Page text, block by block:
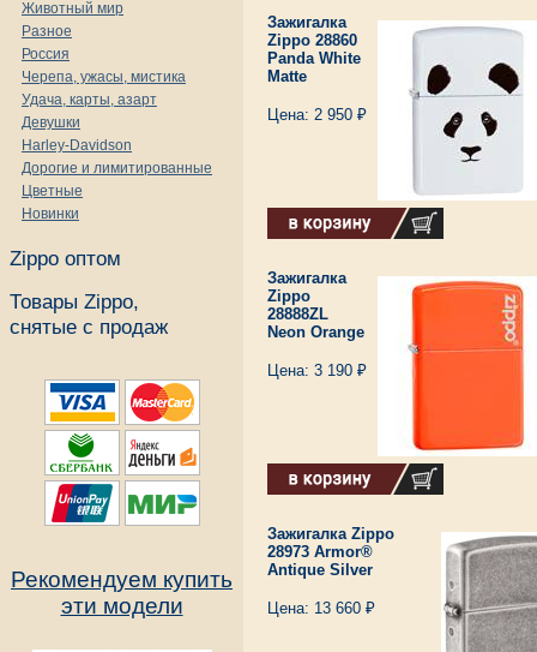
Животный мир
Разное
Россия
Черепа, ужасы, мистика
Удача, карты, азарт
Девушки
Harley-Davidson
Дорогие и лимитированные
Цветные
Новинки
Zippo оптом
Товары Zippo,
снятые с продаж
Рекомендуем купить
эти модели
Зажигалка
Zippo 28860
Panda White
Matte
Цена: 2 950 ₽
Зажигалка
Zippo
28888ZL
Neon Orange
Цена: 3 190 ₽
Зажигалка Zippo
28973 Armor®
Antique Silver
Цена: 13 660 ₽